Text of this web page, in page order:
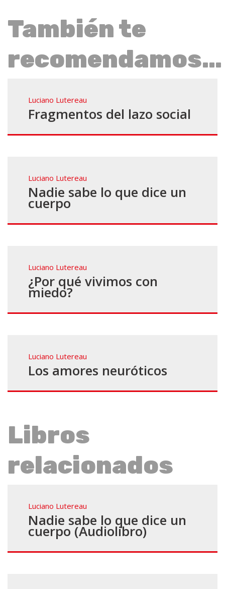
También te
recomendamos…
Luciano Lutereau
Fragmentos del lazo social
Luciano Lutereau
Nadie sabe lo que dice un
cuerpo
Luciano Lutereau
¿Por qué vivimos con
miedo?
Luciano Lutereau
Los amores neuróticos
Libros
relacionados
Luciano Lutereau
Nadie sabe lo que dice un
cuerpo (Audiolibro)